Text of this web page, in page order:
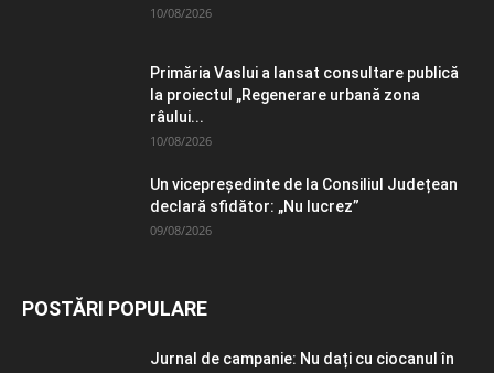
10/08/2026
Primăria Vaslui a lansat consultare publică
la proiectul „Regenerare urbană zona
râului...
10/08/2026
Un vicepreședinte de la Consiliul Județean
declară sfidător: „Nu lucrez”
09/08/2026
POSTĂRI POPULARE
Jurnal de campanie: Nu dați cu ciocanul în